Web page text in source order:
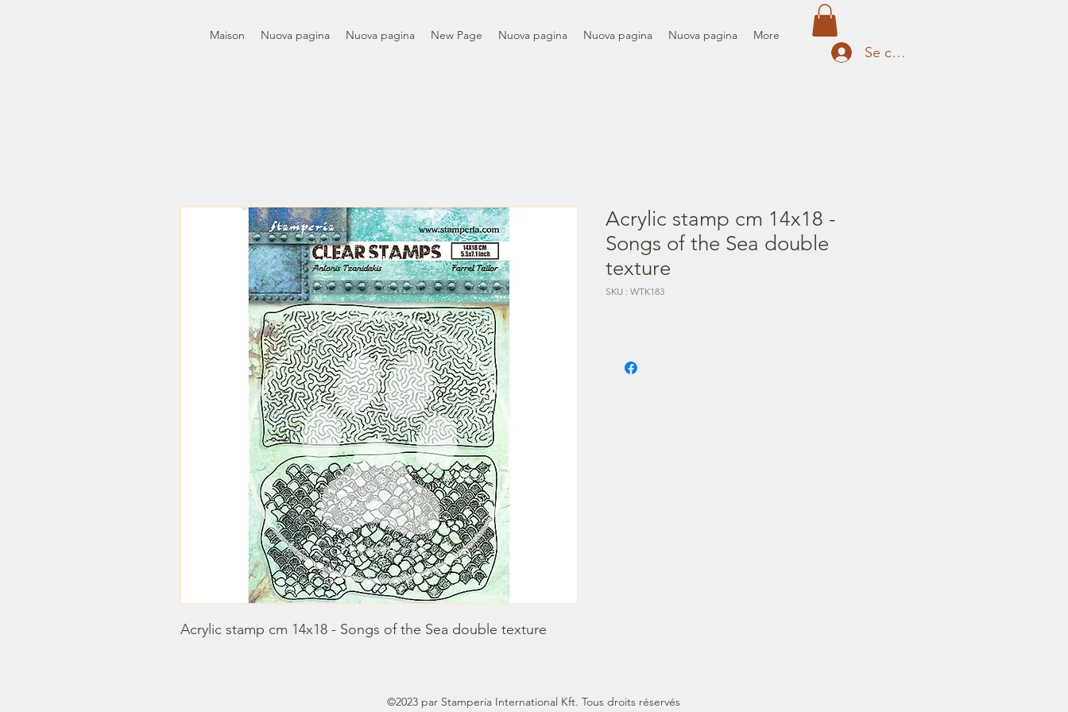
Maison Nuova pagina Nuova pagina New Page Nuova pagina Nuova pagina Nuova pagina More
Se connecter
Acrylic stamp cm 14x18 - Songs of the Sea double texture
Acrylic stamp cm 14x18 -
Songs of the Sea double
texture
SKU : WTK183
©2023 par Stamperia International Kft. Tous droits réservés